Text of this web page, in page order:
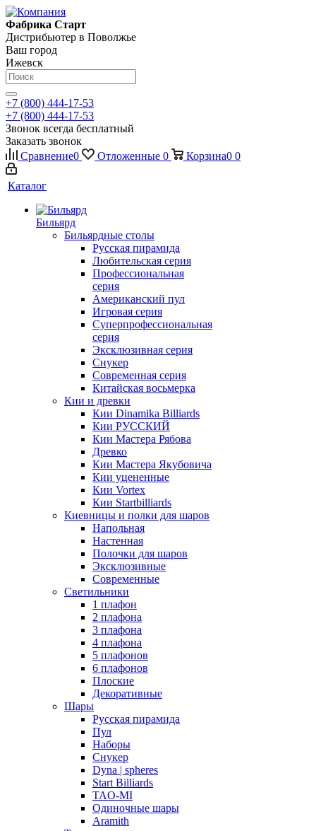
Фабрика Старт
Дистрибьютер в Поволжье
Ваш город
Ижевск
+7 (800) 444-17-53
+7 (800) 444-17-53
Звонок всегда бесплатный
Заказать звонок
Сравнение0 Отложенные 0 Корзина0 0
Каталог
Бильярд
Бильярдные столы
Русская пирамида
Любительская серия
Профессиональная
серия
Американский пул
Игровая серия
Суперпрофессиональная
серия
Эксклюзивная серия
Снукер
Современная серия
Китайская восьмерка
Кии и древки
Кии Dinamika Billiards
Кии РУССКИЙ
Кии Мастера Рябова
Древко
Кии Мастера Якубовича
Кии уцененные
Кии Vortex
Кии Startbilliards
Киевницы и полки для шаров
Напольная
Настенная
Полочки для шаров
Эксклюзивные
Современные
Светильники
1 плафон
2 плафона
3 плафона
4 плафона
5 плафонов
6 плафонов
Плоские
Декоративные
Шары
Русская пирамида
Пул
Наборы
Снукер
Dyna | spheres
Start Billiards
TAO-MI
Одиночные шары
Aramith